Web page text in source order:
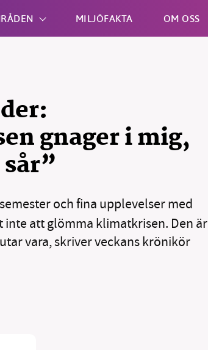
MILJÖFAKTA OM OSS
gnager i mig,
och fina upplevelser med
inte att glömma klimatkrisen. Den är
vara, skriver veckans krönikör